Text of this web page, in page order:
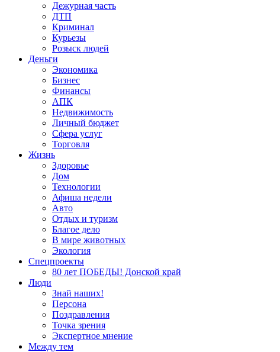
Дежурная часть
ДТП
Криминал
Курьезы
Розыск людей
Деньги
Экономика
Бизнес
Финансы
АПК
Недвижимость
Личный бюджет
Сфера услуг
Торговля
Жизнь
Здоровье
Дом
Технологии
Афиша недели
Авто
Отдых и туризм
Благое дело
В мире животных
Экология
Спецпроекты
80 лет ПОБЕДЫ! Донской край
Люди
Знай наших!
Персона
Поздравления
Точка зрения
Экспертное мнение
Между тем